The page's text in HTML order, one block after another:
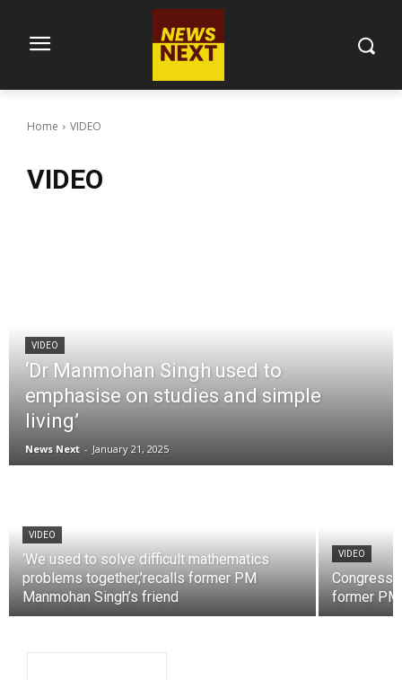
Home VIDEO
VIDEO
VIDEO
‘Dr Manmohan Singh used to
emphasise on studies and simple
living’
News Next - January 21, 2025
VIDEO
‘We used to solve difficult mathematics
problems together,’recalls former PM
Manmohan Singh’s friend
VIDEO
Congress
former PM